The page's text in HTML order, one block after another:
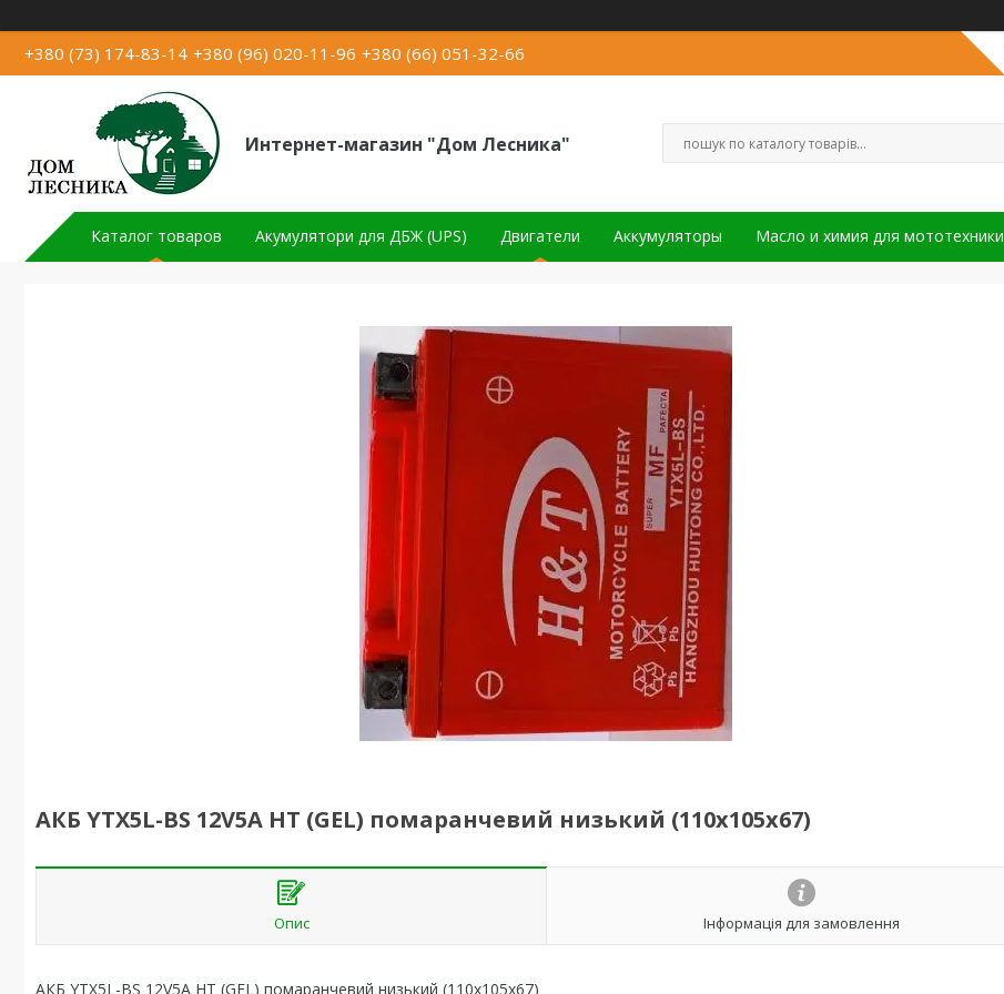
+380 (73) 174-83-14 +380 (96) 020-11-96 +380 (66) 051-32-66
Интернет-магазин "Дом Лесника"
Каталог товаров Акумулятори для ДБЖ (UPS) Двигатели Аккумуляторы Масло и химия для мототехники
АКБ YTX5L-BS 12V5A HT (GEL) помаранчевий низький (110x105x67)
Опис Інформація для замовлення
АКБ YTX5L-BS 12V5A HT (GEL) помаранчевий низький (110x105x67)